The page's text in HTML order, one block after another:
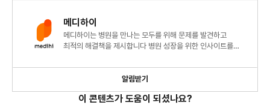
메디하이
메디하이는 병원을 만나는 모두를 위해 문제를 발견하고
최적의 해결책을 제시합니다 병원 성장을 위한 인사이트를
알림받기
이 콘텐츠가 도움이 되셨나요?